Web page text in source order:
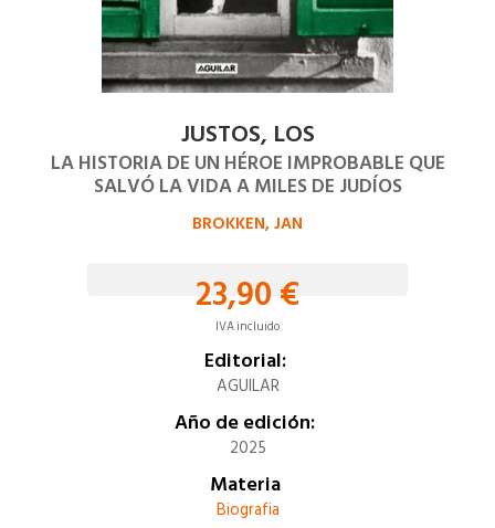
JUSTOS, LOS
LA HISTORIA DE UN HÉROE IMPROBABLE QUE
SALVÓ LA VIDA A MILES DE JUDÍOS
BROKKEN, JAN
23,90 €
IVA incluido
Editorial:
AGUILAR
Año de edición:
2025
Materia
Biografia